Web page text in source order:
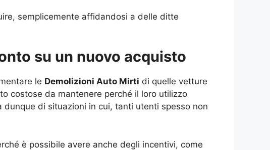
semplicemente affidandosi a delle ditte
su un nuovo acquisto
le Demolizioni Auto Mirti di quelle vetture
costose da mantenere perché il loro utilizzo
di situazioni in cui, tanti utenti spesso non
è possibile avere anche degli incentivi, come